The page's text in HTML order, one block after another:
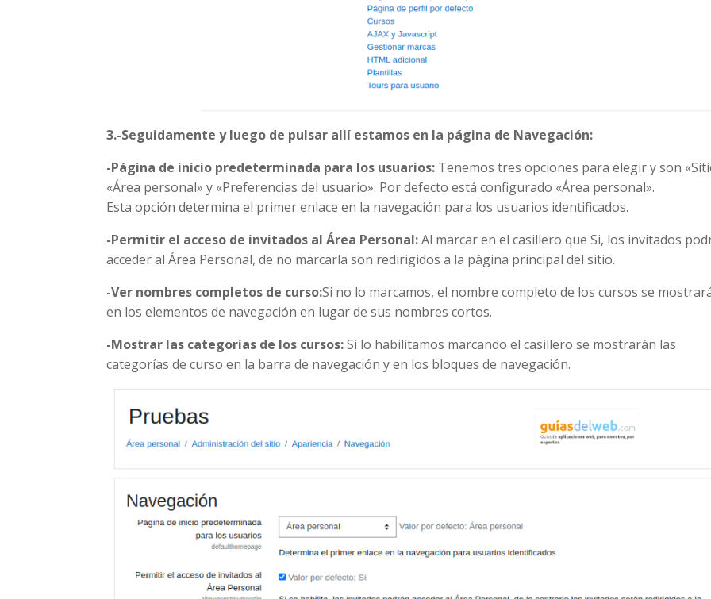
3.-Seguidamente y luego de pulsar allí estamos en la página de Navegación:
-Página de inicio predeterminada para los usuarios: Tenemos tres opciones para elegir y son
«Área personal» y «Preferencias del usuario». Por defecto está configurado «Área personal».
Esta opción determina el primer enlace en la navegación para los usuarios identificados.
-Permitir el acceso de invitados al Área Personal:Al marcar en el casillero que Si, los invitados
acceder al Área Personal, de no marcarla son redirigidos a la página principal del sitio.
-Ver nombres completos de curso:Si no lo marcamos, el nombre completo de los cursos se
en los elementos de navegación en lugar de sus nombres cortos.
-Mostrar las categorías de los cursos:Si lo habilitamos marcando el casillero se mostrarán las
categorías de curso en la barra de navegación y en los bloques de navegación.